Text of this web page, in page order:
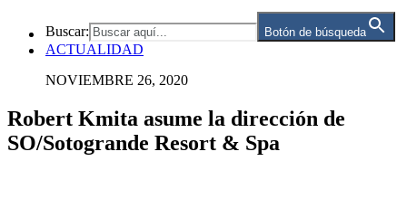
Buscar: Botón de búsqueda
ACTUALIDAD
NOVIEMBRE 26, 2020
Robert Kmita asume la dirección de
SO/Sotogrande Resort & Spa